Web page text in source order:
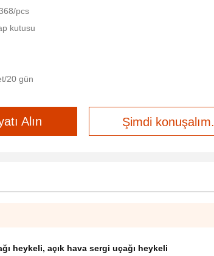
pcs
kutusu
20 gün
Alın Şimdi konuşalım.
heykeli, açık hava sergi uçağı heykeli